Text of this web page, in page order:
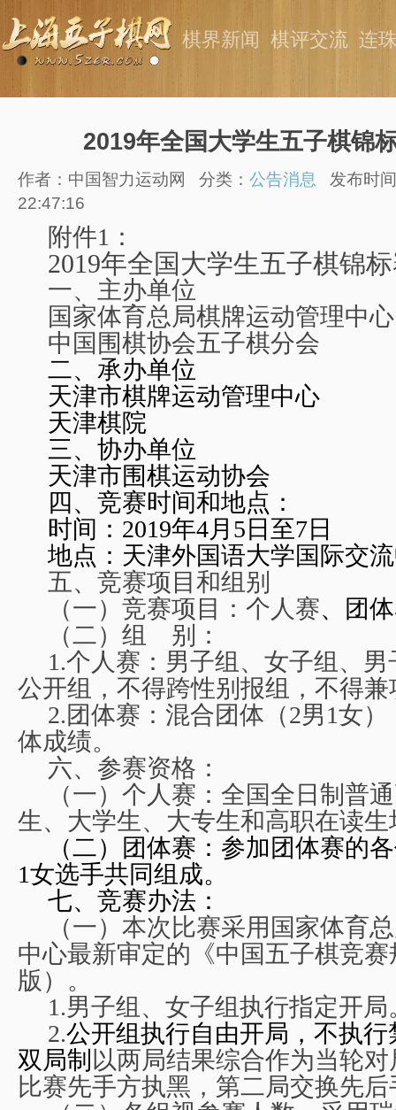
棋界新闻 棋评交流 连
2019年全国大学生五子棋锦
作者：中国智力运动网 分类： 公告消息
发布时
22:47:16
附件1：
2019年全国大学生五子棋锦
一、 主办单位
国家体育总局棋牌运动管理中心
中国围棋协会五子棋分会
二、承办单位
天津市棋牌运动管理中心
天津棋院
三、 协办单位
天津市围棋运动协会
四、竞赛时间和地点：
时间：2019年4月5日至7日
地点：天津外国语大学国际交
五、竞赛项目和组别
（一）竞赛项目：个人赛、团
（二）组 别：
1.个人赛：男子组、女子组、
公开组，不得跨性别报组，不得兼
2.团体赛：混合团体（2男1女
体成绩。
六、参赛资格：
（一）个人赛：全国全日制普
生、大学生、大专生和高职在读
（二）团体赛：参加团体赛的
1女选手共同组成。
七、竞赛办法：
（一）本次比赛采用国家体育
中心最新审定的《中国五子棋竞赛
版）。
1.男子组、女子组执行指定开局
2.公开组执行自由开局，不执
双局制 以两局结果综合作为当轮
比赛先手方执黑，第二局交换先后